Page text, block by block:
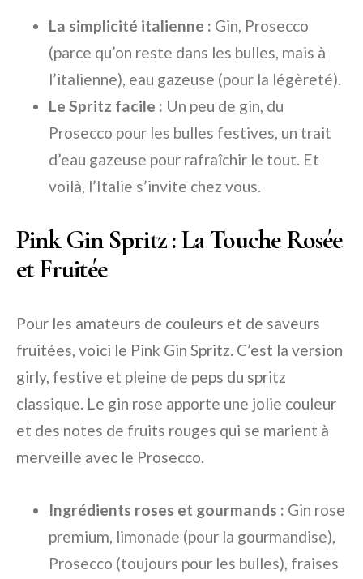
La simplicité italienne : Gin, Prosecco
(parce qu’on reste dans les bulles, mais à
l’italienne), eau gazeuse (pour la légèreté).
Le Spritz facile : Un peu de gin, du
Prosecco pour les bulles festives, un trait
d’eau gazeuse pour rafraîchir le tout. Et
voilà, l’Italie s’invite chez vous.
Pink Gin Spritz : La Touche Rosée
et Fruitée
Pour les amateurs de couleurs et de saveurs
fruitées, voici le Pink Gin Spritz. C’est la version
girly, festive et pleine de peps du spritz
classique. Le gin rose apporte une jolie couleur
et des notes de fruits rouges qui se marient à
merveille avec le Prosecco.
Ingrédients roses et gourmands : Gin rose
premium, limonade (pour la gourmandise),
Prosecco (toujours pour les bulles), fraises